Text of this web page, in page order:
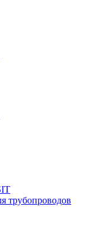
трубопроводов